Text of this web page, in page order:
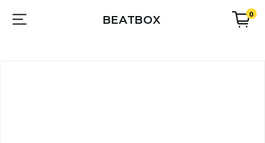
BEATBOX 0